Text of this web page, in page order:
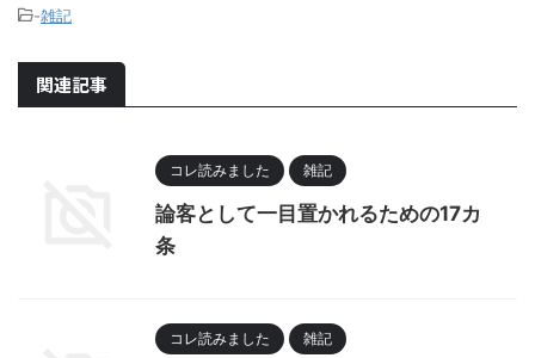
-雑記
関連記事
コレ読みました 雑記
論客として一目置かれるための17カ
条
コレ読みました 雑記